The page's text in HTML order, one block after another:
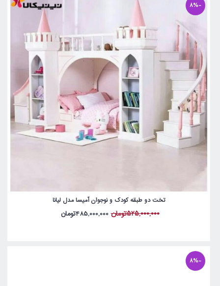
-8%
تخت دو طبقه کودک و نوجوان آمیسا مدل لیانا
525,000,000تومان 485,000,000تومان
-8%